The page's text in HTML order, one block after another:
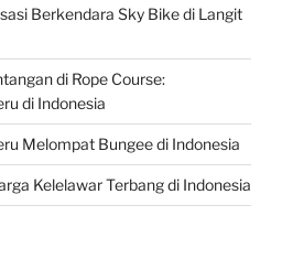
Berkendara Sky Bike di Langit
di Rope Course:
di Indonesia
Melompat Bungee di Indonesia
Kelelawar Terbang di Indonesia